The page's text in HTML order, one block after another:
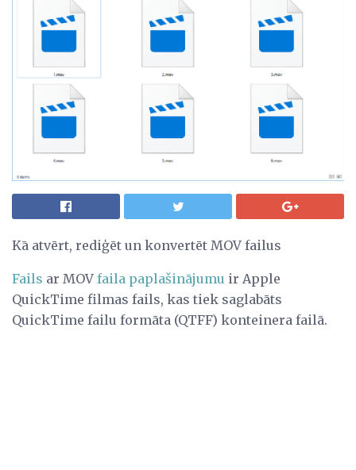
Kā atvērt, rediģēt un konvertēt MOV failus
Fails ar MOV faila paplašinājumu ir Apple
QuickTime filmas fails, kas tiek saglabāts
QuickTime failu formāta (QTFF) konteinera failā.